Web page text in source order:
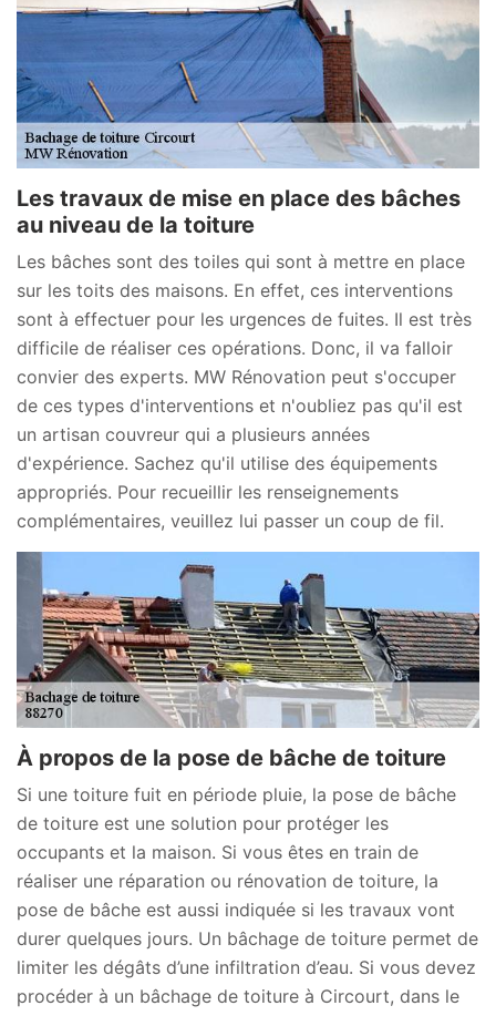
Les travaux de mise en place des bâches
au niveau de la toiture
Les bâches sont des toiles qui sont à mettre en place
sur les toits des maisons. En effet, ces interventions
sont à effectuer pour les urgences de fuites. Il est très
difficile de réaliser ces opérations. Donc, il va falloir
convier des experts. MW Rénovation peut s'occuper
de ces types d'interventions et n'oubliez pas qu'il est
un artisan couvreur qui a plusieurs années
d'expérience. Sachez qu'il utilise des équipements
appropriés. Pour recueillir les renseignements
complémentaires, veuillez lui passer un coup de fil.
À propos de la pose de bâche de toiture
Si une toiture fuit en période pluie, la pose de bâche
de toiture est une solution pour protéger les
occupants et la maison. Si vous êtes en train de
réaliser une réparation ou rénovation de toiture, la
pose de bâche est aussi indiquée si les travaux vont
durer quelques jours. Un bâchage de toiture permet de
limiter les dégâts d’une infiltration d’eau. Si vous devez
procéder à un bâchage de toiture à Circourt, dans le